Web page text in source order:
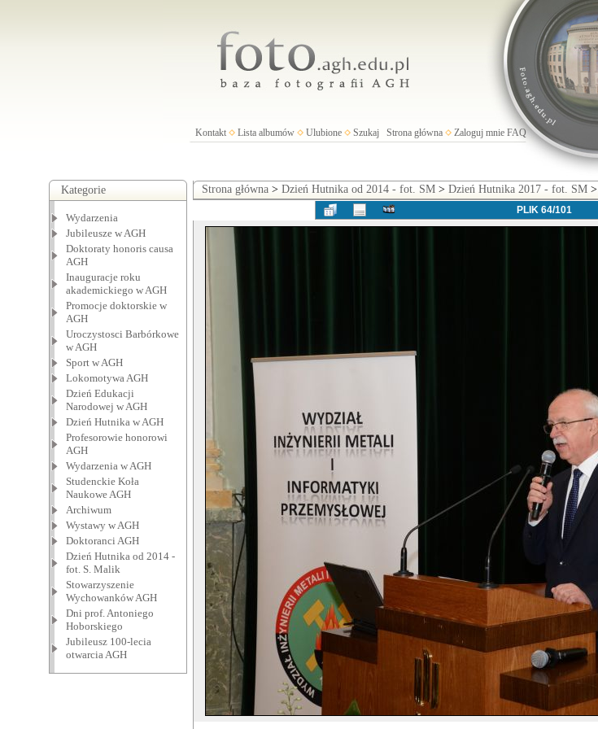
Kontakt Lista albumów Ulubione Szukaj Strona główna Zaloguj mnie FAQ
Kategorie
Wydarzenia
Jubileusze w AGH
Doktoraty honoris causa
AGH
Inauguracje roku
akademickiego w AGH
Promocje doktorskie w
AGH
Uroczystosci Barbórkowe
w AGH
Sport w AGH
Lokomotywa AGH
Dzień Edukacji
Narodowej w AGH
Dzień Hutnika w AGH
Profesorowie honorowi
AGH
Wydarzenia w AGH
Studenckie Koła
Naukowe AGH
Archiwum
Wystawy w AGH
Doktoranci AGH
Dzień Hutnika od 2014 -
fot. S. Malik
Stowarzyszenie
Wychowanków AGH
Dni prof. Antoniego
Hoborskiego
Jubileusz 100-lecia
otwarcia AGH
Strona główna> Dzień Hutnika od 2014 - fot. SM> Dzień Hutnika 2017 - fot. SM>
PLIK 64/101